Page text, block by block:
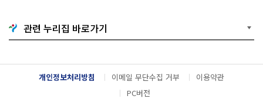
기
G
o
g
l
e
e
서
다
운
관련 누리집 바로가기
개인정보처리방침 이메일 무단수집 거부
이용약관
PC버전